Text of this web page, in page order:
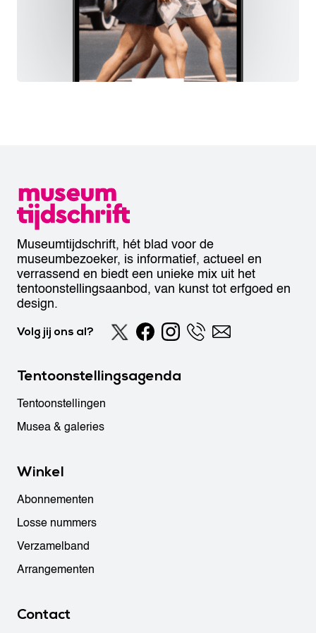
Museumtijdschrift, hét blad voor de
museumbezoeker, is informatief, actueel en
verrassend en biedt een unieke mix uit het
tentoonstellingsaanbod, van kunst tot erfgoed en
design.
Volg jij ons al?
Tentoonstellingsagenda
Tentoonstellingen
Musea & galeries
Winkel
Abonnementen
Losse nummers
Verzamelband
Arrangementen
Contact